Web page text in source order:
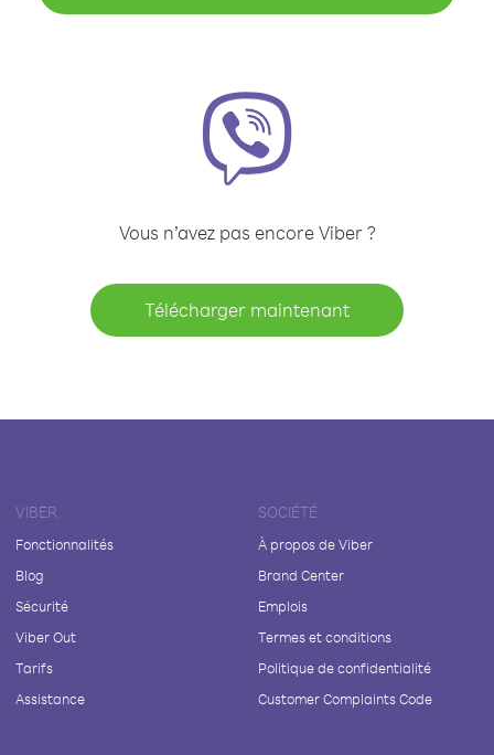
Vous n’avez pas encore Viber ?
Télécharger maintenant
VIBER
Fonctionnalités
Blog
Sécurité
Viber Out
Tarifs
Assistance
SOCIÉTÉ
À propos de Viber
Brand Center
Emplois
Termes et conditions
Politique de confidentialité
Customer Complaints Code